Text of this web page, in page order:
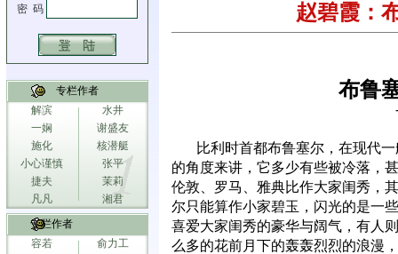
专栏作者
解滨
水井
一娴
谢盛友
施化
核潜艇
小心谨慎
张平
捷夫
茉莉
凡凡
湘君
专栏作者
容若
俞力工
赵碧霞：
布鲁
比利时首都布鲁塞尔，在现代
的角度来讲，它多少有些被冷落，
伦敦、罗马、雅典比作大家闺秀，
尔只能算作小家碧玉，闪光的是一
喜爱大家闺秀的豪华与阔气，有人
么多的花前月下的轰轰烈烈的浪漫